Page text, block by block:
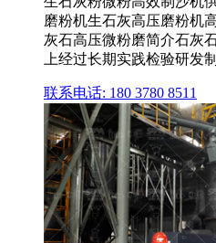
磨粉机生石灰高压磨粉机
灰石高压微粉磨简介石灰
上经过长期实践检验研发
联系电话: 180 3780 8511